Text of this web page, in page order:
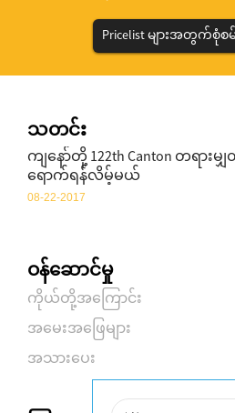
Pricelist များအတွက်စုံစ
သတင်း
ကျနော်တို့ 122th Canton တရာ
ရောက်ရန်လိမ့်မယ်
08-22-2017
ဝန်ဆောင်မှု
ကိုယ်တို့အကြောင်း
အမေးအဖြေများ
အသားပေး